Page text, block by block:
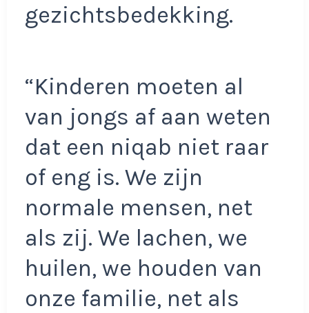
gezichtsbedekking.
“Kinderen moeten al
van jongs af aan weten
dat een niqab niet raar
of eng is. We zijn
normale mensen, net
als zij. We lachen, we
huilen, we houden van
onze familie, net als